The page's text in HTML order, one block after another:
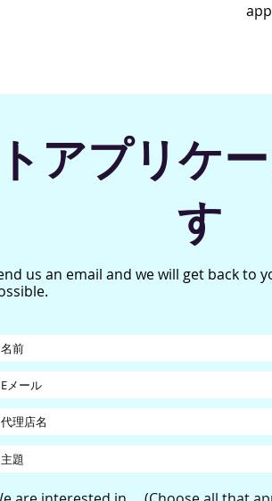
アプリケ
す
us an email and we will get back to